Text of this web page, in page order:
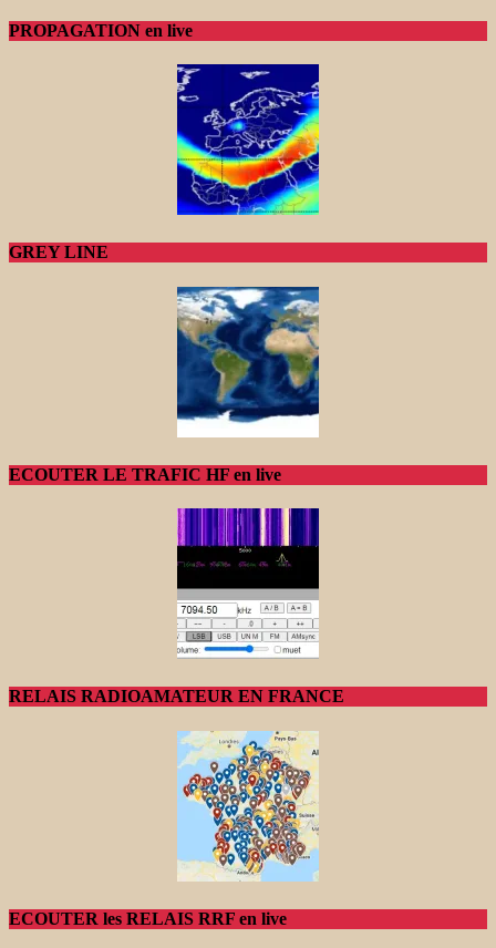
PROPAGATION en live
GREY LINE
ECOUTER LE TRAFIC HF en live
RELAIS RADIOAMATEUR EN FRANCE
ECOUTER les RELAIS RRF en live